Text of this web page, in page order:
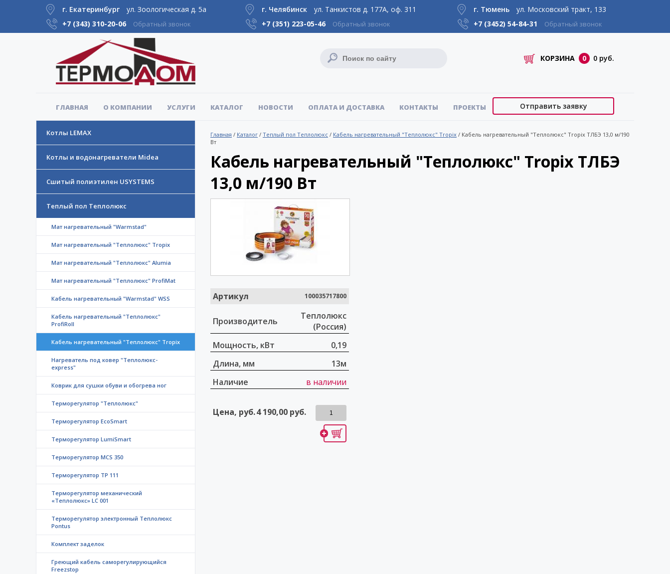
г. Екатеринбург
ул. Зоологическая д. 5а
+7 (343) 310-20-06 Обратный звонок
г. Челябинск
ул. Танкистов д. 177А, оф. 311
+7 (351) 223-05-46 Обратный звонок
г. Тюмень
ул. Московский тракт, 133
+7 (3452) 54-84-31 Обратный звонок
КОРЗИНА 0 0 руб.
Отправить заявку
ГЛАВНАЯ О КОМПАНИИ УСЛУГИ КАТАЛОГ НОВОСТИ ОПЛАТА И ДОСТАВКА КОНТАКТЫ ПРОЕКТЫ
Котлы LEMAX
Котлы и водонагреватели Midea
Сшитый полиэтилен USYSTEMS
Теплый пол Теплолюкс
Мат нагревательный "Warmstad"
Мат нагревательный "Теплолюкс" Tropix
Мат нагревательный "Теплолюкс" Alumia
Мат нагревательный "Теплолюкс" ProfiMat
Кабель нагревательный "Warmstad" WSS
Кабель нагревательный "Теплолюкс"
ProfiRoll
Кабель нагревательный "Теплолюкс" Tropix
Нагреватель под ковер "Теплолюкс-
express"
Коврик для сушки обуви и обогрева ног
Терморегулятор "Теплолюкс"
Терморегулятор EcoSmart
Терморегулятор LumiSmart
Терморегулятор MCS 350
Терморегулятор ТР 111
Терморегулятор механический
«Теплолюкс» LC 001
Терморегулятор электронный Теплолюкс
Pontus
Комплект заделок
Греющий кабель саморегулирующийся
Freezstop
Главная / Каталог / Теплый пол Теплолюкс / Кабель нагревательный "Теплолюкс" Tropix / Кабель нагревательный "Теплолюкс" Tropix ТЛБЭ 13,0 м/190
Вт
Кабель нагревательный "Теплолюкс" Tropix ТЛБЭ
13,0 м/190 Вт
Артикул 100035717800
Производитель
Теплолюкс
(Россия)
Мощность, кВт
0,19
Длина, мм
13м
Наличие
в наличии
Цена, руб.4 190,00 руб.